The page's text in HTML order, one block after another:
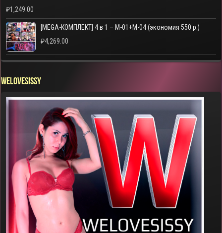
₽1,249.00
[MEGA-КОМПЛЕКТ] 4 в 1 – M-01+M-04 (экономия 550 р.)
₽4,269.00
WELOVESISSY